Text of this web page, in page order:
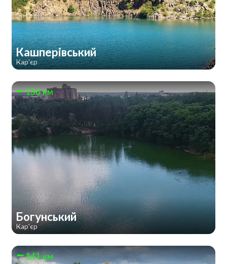
Кашперівський
Кар'єр
136 км
Богунський
Кар'єр
141 км